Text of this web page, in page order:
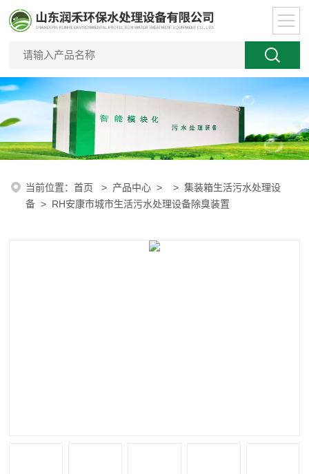
当前位置：首页 > 产品中心 > >集装箱生活污水处理设
备 > RH安康市城市生活污水处理设备除臭装置